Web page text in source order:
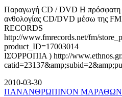
Παραγωγή CD / DVD Η πρόσφατη
ανθολογίας CD/DVD μέσω της FM
RECORDS
http://www.fmrecords.net/fm/
product_ID=17003014
ΙΣΟΡΡΟΠΙΑ ) http://
2010-03-30
ΠΑΝΑΝΘΡΩΠΙΝΟΝ